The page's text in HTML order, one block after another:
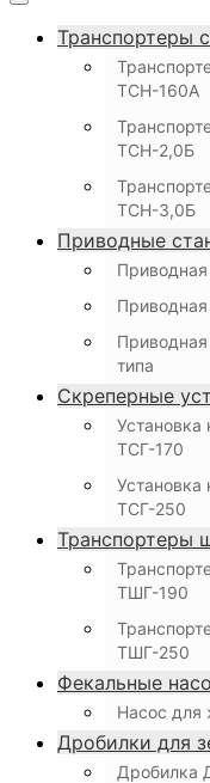
Транспортеры
ТСН-160А
ТСН-2,0Б
ТСН-3,0Б
Приводные
типа
Скреперные
Установка
ТСГ-170
Установка
ТСГ-250
Транспортеры
ТШГ-190
ТШГ-250
Фекальные
Насос для
Дробилки для
Дробилка